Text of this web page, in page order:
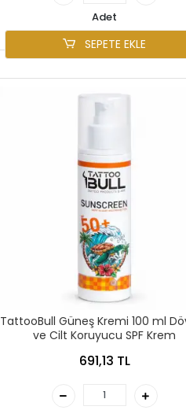
Adet
SEPETE EKLE
TattooBull Güneş Kremi 100 ml
ve Cilt Koruyucu SPF Krem
691,13 TL